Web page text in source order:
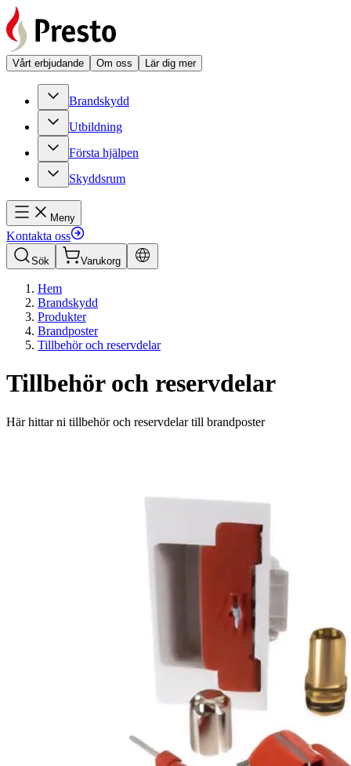
Vårt erbjudande Om oss Lär dig mer
Brandskydd
Utbildning
Första hjälpen
Skyddsrum
Meny
Kontakta oss
Sök Varukorg
Hem
Brandskydd
Produkter
Brandposter
Tillbehör och reservdelar
Tillbehör och reservdelar
Här hittar ni tillbehör och reservdelar till brandposter